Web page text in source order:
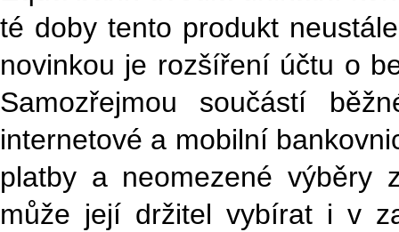
té doby tento produkt
novinkou je rozšíření účtu o
Samozřejmou součástí
internetové a mobilní
platby a neomezené výběry
může její držitel vybírat i v